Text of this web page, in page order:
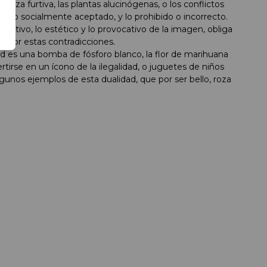
caza furtiva, las plantas alucinógenas, o los conflictos
o socialmente aceptado, y lo prohibido o incorrecto.
lo estético y lo provocativo de la imagen, obliga
estas contradicciones.
es una bomba de fósforo blanco, la flor de marihuana
en un ícono de la ilegalidad, o juguetes de niños
ejemplos de esta dualidad, que por ser bello, roza